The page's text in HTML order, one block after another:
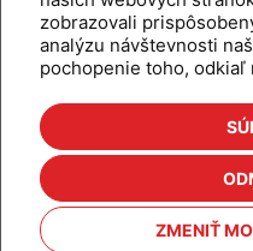
zobrazovali
analýzu návštevnosti
pochopenie toho, odkiaľ
ZMENIŤ
Domov
Aktuality
Kalkulačky
Na stiahnutie